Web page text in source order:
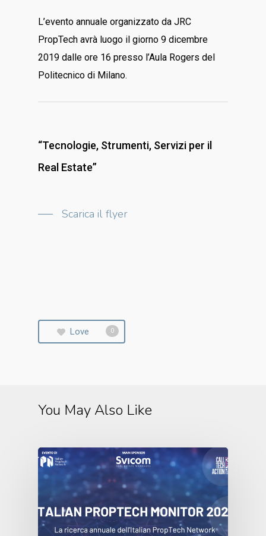
L’evento annuale organizzato da JRC
PropTech avrà luogo il giorno 9 dicembre
2019 dalle ore 16 presso l’Aula Rogers del
Politecnico di Milano.
“Tecnologie, Strumenti, Servizi per il
Real Estate”
Scarica il flyer
Love 0
You May Also Like